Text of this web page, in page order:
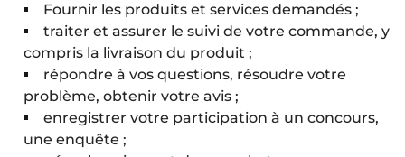
Fournir les produits et services demandés ;
traiter et assurer le suivi de votre commande, y
compris la livraison du produit ;
répondre à vos questions, résoudre votre
problème, obtenir votre avis ;
enregistrer votre participation à un concours,
une enquête ;